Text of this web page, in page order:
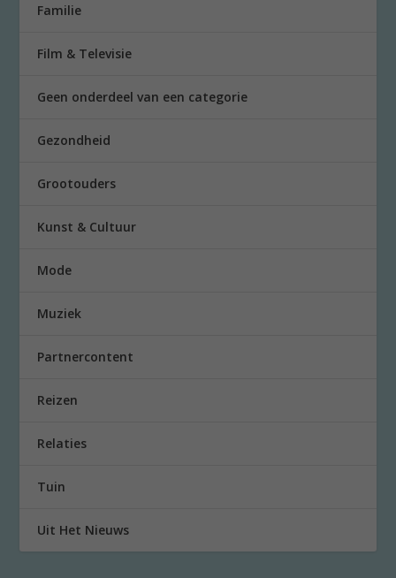
Familie
Film & Televisie
Geen onderdeel van een categorie
Gezondheid
Grootouders
Kunst & Cultuur
Mode
Muziek
Partnercontent
Reizen
Relaties
Tuin
Uit Het Nieuws